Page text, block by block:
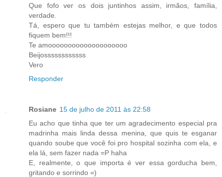
Que fofo ver os dois juntinhos assim, irmãos, família,
verdade.
Tá, espero que tu também estejas melhor, e que todos
fiquem bem!!!
Te amoooooooooooooooooooo
Beijossssssssssss
Vero
Responder
Rosiane 15 de julho de 2011 às 22:58
Eu acho que tinha que ter um agradecimento especial pra
madrinha mais linda dessa menina, que quis te esganar
quando soube que você foi pro hospital sozinha com ela, e
ela lá, sem fazer nada =P haha
E, realmente, o que importa é ver essa gorducha bem,
gritando e sorrindo =)